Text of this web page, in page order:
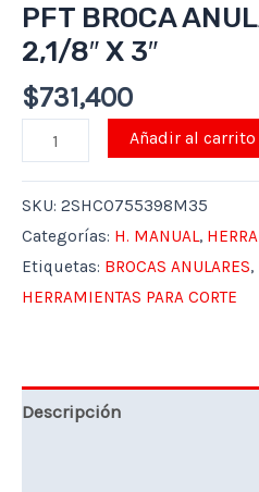
PFT BROCA
2,1/8″ X 3″
$731,400
Añadir al carrito
SKU: 2SHCO755398M35
Categorías: H. MANUAL,
Etiquetas: BROCAS ANULARES,
HERRAMIENTAS PARA CORTE
Descripción